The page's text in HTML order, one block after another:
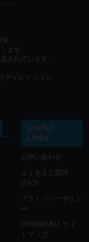
、
ます。
されています。
ディレクション
Useful
Links
お問い合わせ
よくあるご質問
(FAQ)
プライバシーポリシ
ー
DEVGRU.BIZ サイ
トマップ